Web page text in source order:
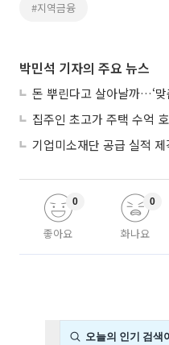
#지역금융
박민석 기자의 주요 뉴스
돈 뿌린다고 살아날까…‘맞
좋아요
0
화나요
0